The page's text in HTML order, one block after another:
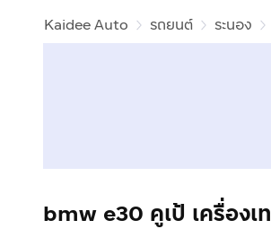
Kaidee Auto รถยนต์ ระนอง
bmw e30 คูเป้ เครื่อง